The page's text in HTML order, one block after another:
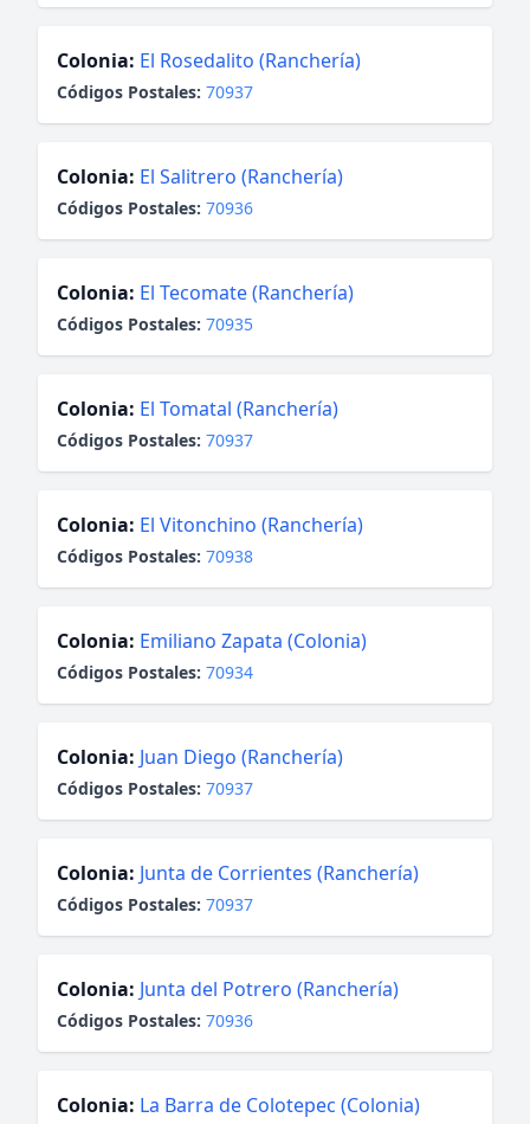
Colonia: El Rosedalito (Ranchería)
Códigos Postales: 70937
Colonia: El Salitrero (Ranchería)
Códigos Postales: 70936
Colonia: El Tecomate (Ranchería)
Códigos Postales: 70935
Colonia: El Tomatal (Ranchería)
Códigos Postales: 70937
Colonia: El Vitonchino (Ranchería)
Códigos Postales: 70938
Colonia: Emiliano Zapata (Colonia)
Códigos Postales: 70934
Colonia: Juan Diego (Ranchería)
Códigos Postales: 70937
Colonia: Junta de Corrientes (Ranchería)
Códigos Postales: 70937
Colonia: Junta del Potrero (Ranchería)
Códigos Postales: 70936
Colonia: La Barra de Colotepec (Colonia)